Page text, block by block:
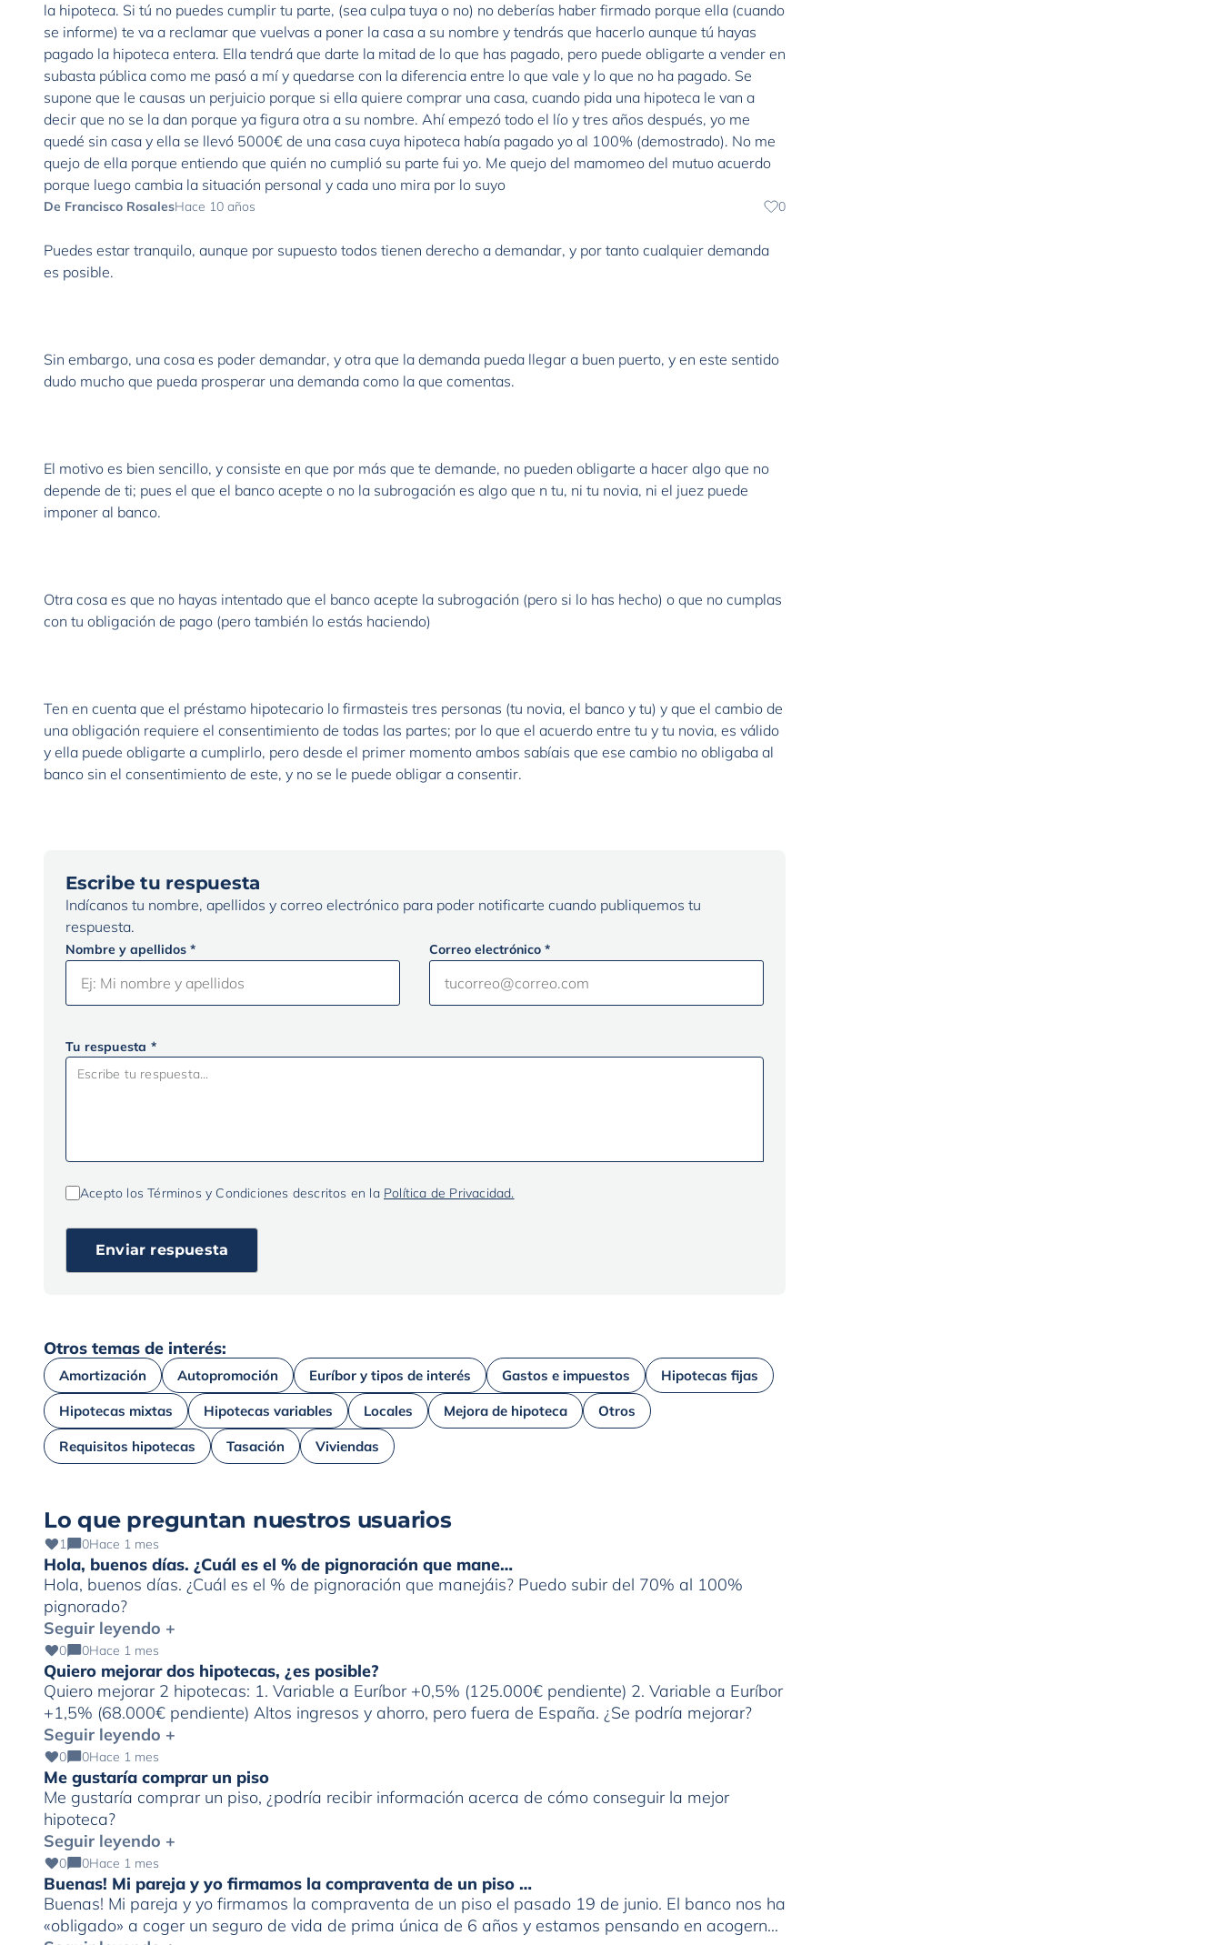
la hipoteca. Si tú no puedes cumplir tu parte, (sea culpa tuya o no) no deberías haber firmado porque ella (cuando
se informe) te va a reclamar que vuelvas a poner la casa a su nombre y tendrás que hacerlo aunque tú hayas
pagado la hipoteca entera. Ella tendrá que darte la mitad de lo que has pagado, pero puede obligarte a vender en
subasta pública como me pasó a mí y quedarse con la diferencia entre lo que vale y lo que no ha pagado. Se
supone que le causas un perjuicio porque si ella quiere comprar una casa, cuando pida una hipoteca le van a
decir que no se la dan porque ya figura otra a su nombre. Ahí empezó todo el lío y tres años después, yo me
quedé sin casa y ella se llevó 5000€ de una casa cuya hipoteca había pagado yo al 100% (demostrado). No me
quejo de ella porque entiendo que quién no cumplió su parte fui yo. Me quejo del mamomeo del mutuo acuerdo
porque luego cambia la situación personal y cada uno mira por lo suyo
De Francisco RosalesHace 10 años 0
Puedes estar tranquilo, aunque por supuesto todos tienen derecho a demandar, y por tanto cualquier demanda
es posible.
Sin embargo, una cosa es poder demandar, y otra que la demanda pueda llegar a buen puerto, y en este sentido
dudo mucho que pueda prosperar una demanda como la que comentas.
El motivo es bien sencillo, y consiste en que por más que te demande, no pueden obligarte a hacer algo que no
depende de ti; pues el que el banco acepte o no la subrogación es algo que n tu, ni tu novia, ni el juez puede
imponer al banco.
Otra cosa es que no hayas intentado que el banco acepte la subrogación (pero si lo has hecho) o que no cumplas
con tu obligación de pago (pero también lo estás haciendo)
Ten en cuenta que el préstamo hipotecario lo firmasteis tres personas (tu novia, el banco y tu) y que el cambio de
una obligación requiere el consentimiento de todas las partes; por lo que el acuerdo entre tu y tu novia, es válido
y ella puede obligarte a cumplirlo, pero desde el primer momento ambos sabíais que ese cambio no obligaba al
banco sin el consentimiento de este, y no se le puede obligar a consentir.
Escribe tu respuesta
Indícanos tu nombre, apellidos y correo electrónico para poder notificarte cuando publiquemos tu
respuesta.
Nombre y apellidos * Correo electrónico *
Tu respuesta *
Acepto los Términos y Condiciones descritos en la Política de Privacidad.
Otros temas de interés:
Amortización Autopromoción Euríbor y tipos de interés Gastos e impuestos Hipotecas fijas
Hipotecas mixtas Hipotecas variables Locales Mejora de hipoteca Otros
Requisitos hipotecas Tasación Viviendas
Lo que preguntan nuestros usuarios
1 0Hace 1 mes
Hola, buenos días. ¿Cuál es el % de pignoración que mane…
Hola, buenos días. ¿Cuál es el % de pignoración que manejáis? Puedo subir del 70% al 100%
pignorado?
Seguir leyendo +
0 0Hace 1 mes
Quiero mejorar dos hipotecas, ¿es posible?
Quiero mejorar 2 hipotecas: 1. Variable a Euríbor +0,5% (125.000€ pendiente) 2. Variable a Euríbor
+1,5% (68.000€ pendiente) Altos ingresos y ahorro, pero fuera de España. ¿Se podría mejorar?
Seguir leyendo +
0 0Hace 1 mes
Me gustaría comprar un piso
Me gustaría comprar un piso, ¿podría recibir información acerca de cómo conseguir la mejor
hipoteca?
Seguir leyendo +
0 0Hace 1 mes
Buenas! Mi pareja y yo firmamos la compraventa de un piso …
Buenas! Mi pareja y yo firmamos la compraventa de un piso el pasado 19 de junio. El banco nos ha
«obligado» a coger un seguro de vida de prima única de 6 años y estamos pensando en acogernos